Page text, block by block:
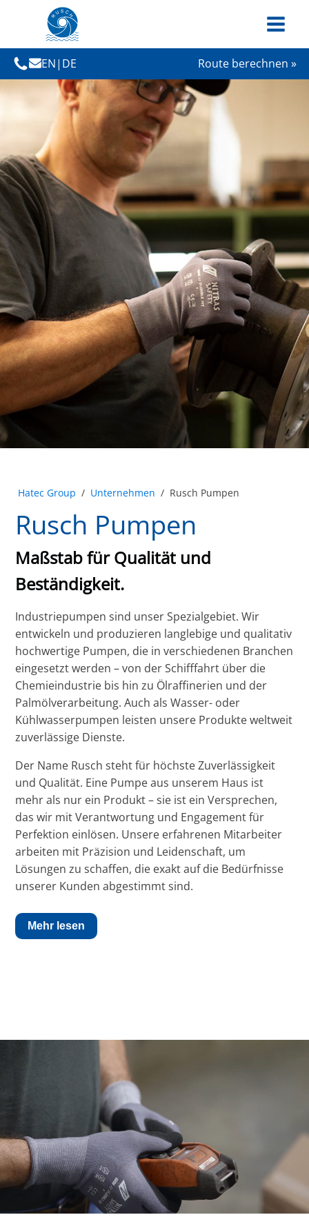
EN| DE Route berechnen »
Hatec Group / Unternehmen / Rusch Pumpen
Rusch Pumpen
Maßstab für Qualität und
Beständigkeit.
Industriepumpen sind unser Spezialgebiet. Wir
entwickeln und produzieren langlebige und qualitativ
hochwertige Pumpen, die in verschiedenen Branchen
eingesetzt werden – von der Schifffahrt über die
Chemieindustrie bis hin zu Ölraffinerien und der
Palmölverarbeitung. Auch als Wasser- oder
Kühlwasserpumpen leisten unsere Produkte weltweit
zuverlässige Dienste.
Der Name Rusch steht für höchste Zuverlässigkeit
und Qualität. Eine Pumpe aus unserem Haus ist
mehr als nur ein Produkt – sie ist ein Versprechen,
das wir mit Verantwortung und Engagement für
Perfektion einlösen. Unsere erfahrenen Mitarbeiter
arbeiten mit Präzision und Leidenschaft, um
Lösungen zu schaffen, die exakt auf die Bedürfnisse
unserer Kunden abgestimmt sind.
Mehr lesen